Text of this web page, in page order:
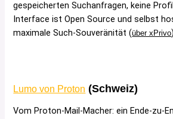
gespeicherten Suchanfragen, keine
Interface ist Open Source und selbst
maximale Such-Souveränität(über xPrivo
Lumo von Proton (Schweiz)
Vom Proton-Mail-Macher: ein Ende-zu-